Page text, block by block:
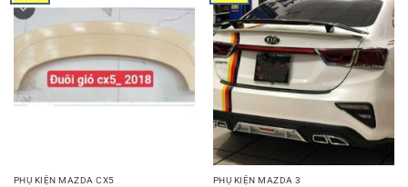
PHỤ KIỆN MAZDA CX5 PHỤ KIỆN MAZDA 3